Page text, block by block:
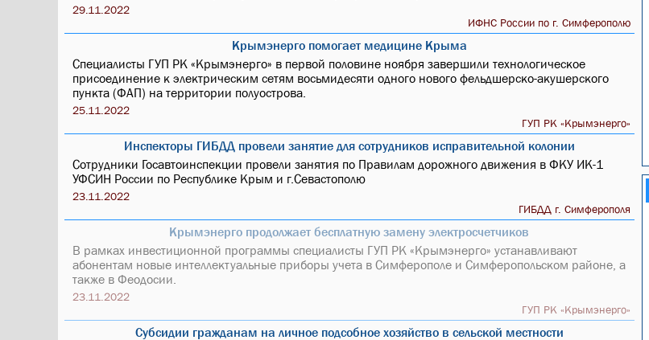
29.11.2022
ИФНС России по г. Симферополю
Крымэнерго помогает медицине Крыма
Специалисты ГУП РК «Крымэнерго» в первой половине ноября завершили технологическое
присоединение к электрическим сетям восьмидесяти одного нового фельдшерско-акушерского
пункта (ФАП) на территории полуострова.
25.11.2022
ГУП РК «Крымэнерго»
Инспекторы ГИБДД провели занятие для сотрудников исправительной колонии
Сотрудники Госавтоинспекции провели занятия по Правилам дорожного движения в ФКУ ИК-1
УФСИН России по Республике Крым и г.Севастополю
23.11.2022
ГИБДД г. Симферополя
Крымэнерго продолжает бесплатную замену электросчетчиков
В рамках инвестиционной программы специалисты ГУП РК «Крымэнерго» устанавливают
абонентам новые интеллектуальные приборы учета в Симферополе и Симферопольском районе, а
также в Феодосии.
23.11.2022
ГУП РК «Крымэнерго»
Субсидии гражданам на личное подсобное хозяйство в сельской местности